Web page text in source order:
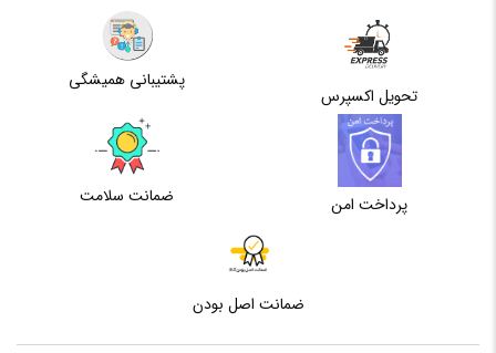
تعداد
کلیدها
104 عدد
مقاوم در
مقابل
بله
تحویل اکسپرس
پشتیبانی همیشگی
پرداخت امن ضمانت سلامت
ضمانت اصل بودن